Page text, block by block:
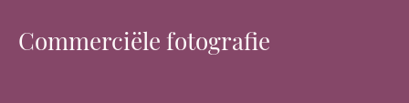
Commerciële fotografie